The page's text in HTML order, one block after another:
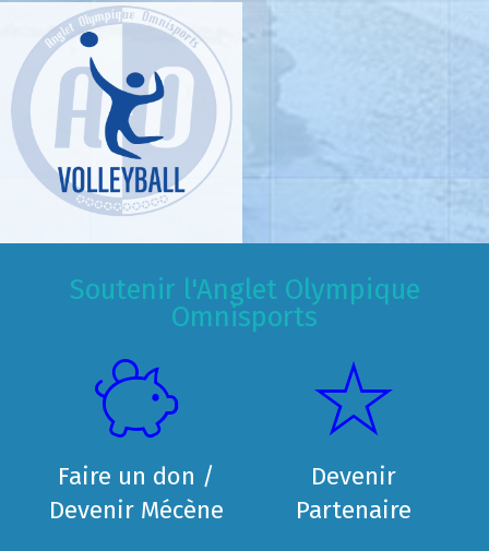
Soutenir l'Anglet Olympique
Omnisports
Faire un don /
Devenir Mécène
Devenir
Partenaire